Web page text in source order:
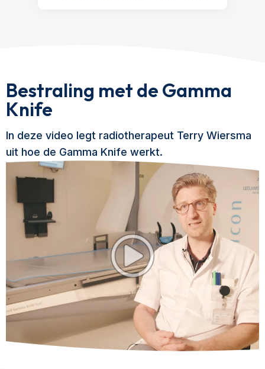
Bestraling met de Gamma
Knife
In deze video legt radiotherapeut Terry Wiersma
uit hoe de Gamma Knife werkt.